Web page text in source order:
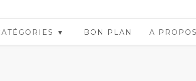
▼ BON PLAN A PROPOS